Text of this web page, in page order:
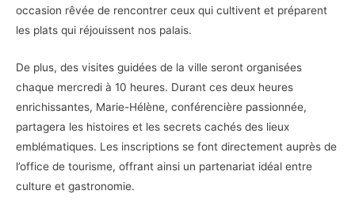
occasion rêvée de rencontrer ceux qui cultivent et préparent
les plats qui réjouissent nos palais.
De plus, des visites guidées de la ville seront organisées
chaque mercredi à 10 heures. Durant ces deux heures
enrichissantes, Marie-Hélène, conférencière passionnée,
partagera les histoires et les secrets cachés des lieux
emblématiques. Les inscriptions se font directement auprès de
l’office de tourisme, offrant ainsi un partenariat idéal entre
culture et gastronomie.